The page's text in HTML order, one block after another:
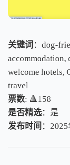
关键词 ：dog-
welcome hotels,
travel
票数: 🔺158
是否精选：是
发布时间 ：